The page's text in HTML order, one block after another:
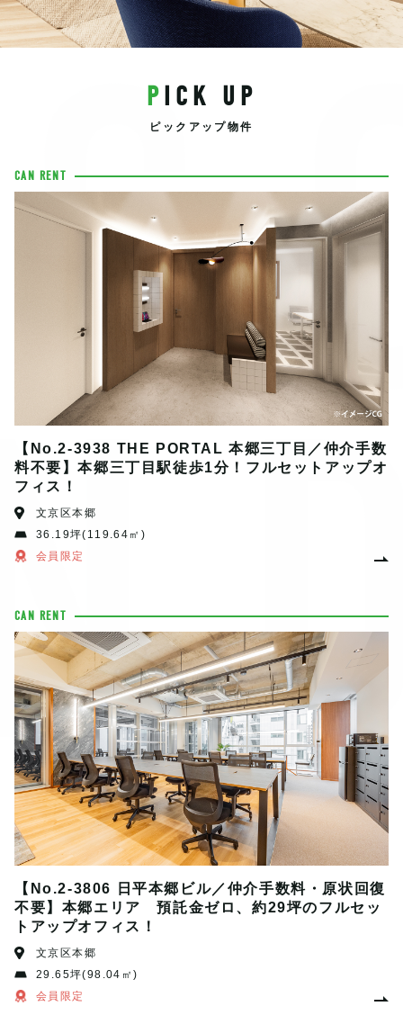
PICK UP
ピックアップ物件
CAN RENT
【No.2-3938 THE PORTAL 本郷三丁目／仲介手数
料不要】本郷三丁目駅徒歩1分！フルセットアップオ
フィス！
文京区本郷
36.19坪(119.64㎡)
会員限定
CAN RENT
【No.2-3806 日平本郷ビル／仲介手数料・原状回復
不要】本郷エリア 預託金ゼロ、約29坪のフルセッ
トアップオフィス！
文京区本郷
29.65坪(98.04㎡)
会員限定